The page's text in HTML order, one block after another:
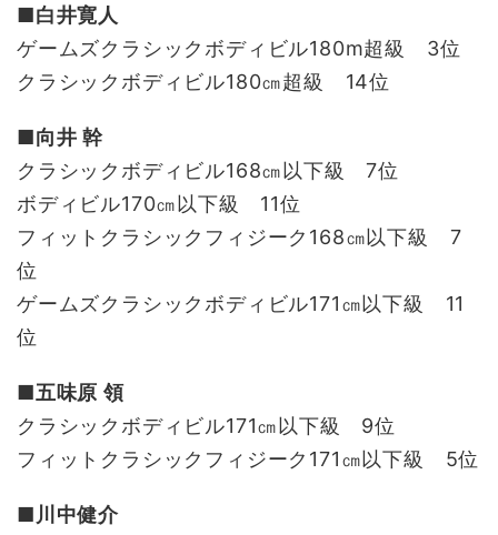
■白井寛人
ゲームズクラシックボディビル180m超級 3位
クラシックボディビル180㎝超級 14位
■向井 幹
クラシックボディビル168㎝以下級 7位
ボディビル170㎝以下級 11位
フィットクラシックフィジーク168㎝以下級 7
位
ゲームズクラシックボディビル171㎝以下級 11
位
■五味原 領
クラシックボディビル171㎝以下級 9位
フィットクラシックフィジーク171㎝以下級 5位
■川中健介